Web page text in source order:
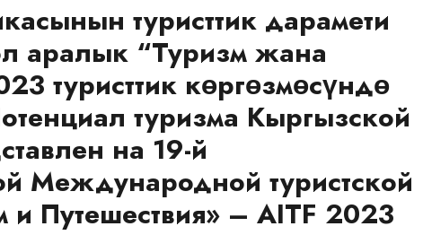
туристтик дарамети
аралык “Туризм жана
туристтик көргөзмөсүндө
туризма Кыргызской
на 19-й
Международной туристской
и Путешествия» – AITF 2023